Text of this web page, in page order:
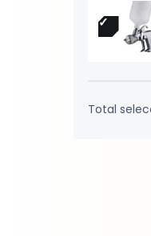
Total